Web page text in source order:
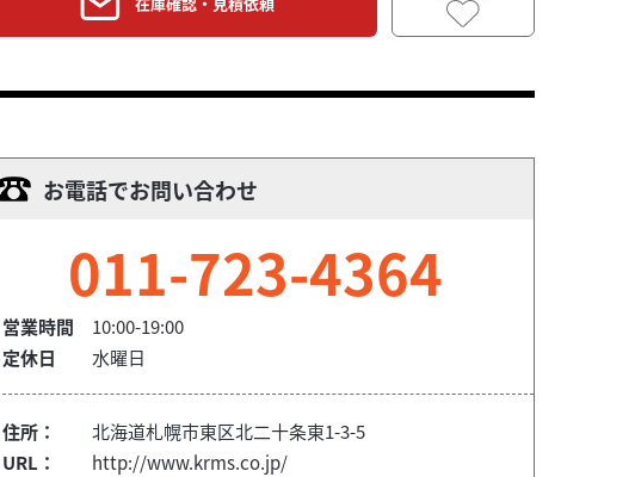
お電話でお問い合わせ
011-723-4364
営業時間
10:00-19:00
定休日
水曜日
住所：
北海道札幌市東区北二十条東1-3-5
URL：
http://www.krms.co.jp/